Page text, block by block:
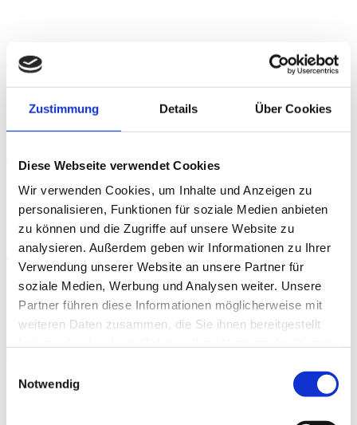
Zustimmung Details Über Cookies
Diese Webseite verwendet Cookies
Wir verwenden Cookies, um Inhalte und Anzeigen zu
personalisieren, Funktionen für soziale Medien anbieten
zu können und die Zugriffe auf unsere Website zu
analysieren. Außerdem geben wir Informationen zu Ihrer
Verwendung unserer Website an unsere Partner für
soziale Medien, Werbung und Analysen weiter. Unsere
Partner führen diese Informationen möglicherweise mit
weiteren Daten zusammen, die Sie ihnen bereitgestellt
Notwendig
mensch
im
tourismus
Alma
Hogast
Mohrenbräu